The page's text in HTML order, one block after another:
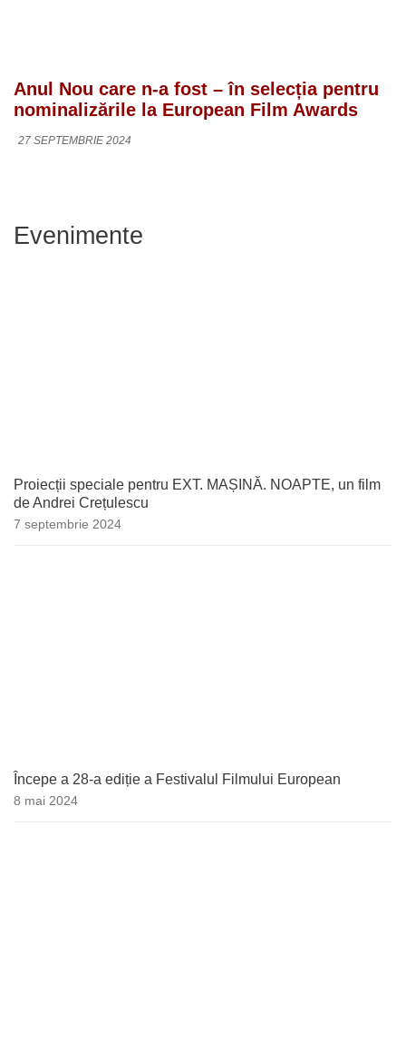
Anul Nou care n-a fost – în selecția pentru
nominalizările la European Film Awards
27 SEPTEMBRIE 2024
Evenimente
Proiecții speciale pentru EXT. MAȘINĂ. NOAPTE, un film
de Andrei Crețulescu
7 septembrie 2024
Începe a 28-a ediție a Festivalul Filmului European
8 mai 2024